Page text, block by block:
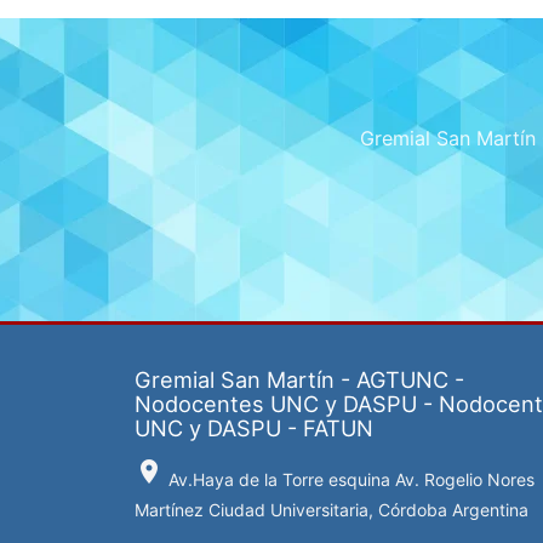
Gremial San
Gremial San Martín - AGTUNC -
Nodocentes UNC y DASPU -
UNC y DASPU - FATUN
location_on Av.Haya de la Torre esquina Av. Rogelio Nores
Martínez Ciudad Universitaria, Córdoba Argentina